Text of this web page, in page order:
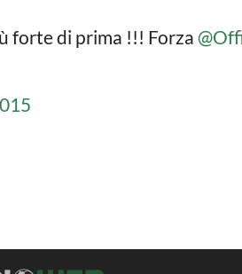
forte di prima !!! Forza